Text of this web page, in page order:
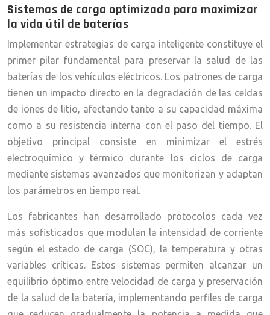
Sistemas de carga optimizada para maximizar
la vida útil de baterías
Implementar estrategias de carga inteligente constituye el
primer pilar fundamental para preservar la salud de las
baterías de los vehículos eléctricos. Los patrones de carga
tienen un impacto directo en la degradación de las celdas
de iones de litio, afectando tanto a su capacidad máxima
como a su resistencia interna con el paso del tiempo. El
objetivo principal consiste en minimizar el estrés
electroquímico y térmico durante los ciclos de carga
mediante sistemas avanzados que monitorizan y adaptan
los parámetros en tiempo real.
Los fabricantes han desarrollado protocolos cada vez
más sofisticados que modulan la intensidad de corriente
según el estado de carga (SOC), la temperatura y otras
variables críticas. Estos sistemas permiten alcanzar un
equilibrio óptimo entre velocidad de carga y preservación
de la salud de la batería, implementando perfiles de carga